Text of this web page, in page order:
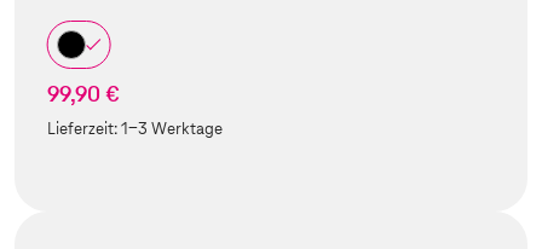
99,90 €
Lieferzeit:1-3 Werktage